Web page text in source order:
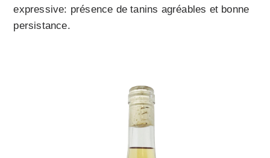
expressive: présence de tanins agréables et bonne
persistance.